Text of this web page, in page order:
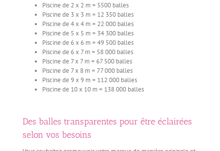
Piscine de 2 x 2 m = 5500 balles
Piscine de 3 x 3 m = 12 350 balles
Piscine de 4 x 4 m = 22 000 balles
Piscine de 5 x 5 m = 34 300 balles
Piscine de 6 x 6 m = 49 500 balles
Piscine de 6 x 7 m = 58 000 balles
Piscine de 7 x 7 m = 67 500 balles
Piscine de 7 x 8 m = 77 000 balles
Piscine de 9 x 9 m = 112 000 balles
Piscine de 10 x 10 m = 138 000 balles
Des balles transparentes pour être éclairées
selon vos besoins